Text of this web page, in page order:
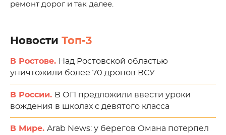
ремонт дорог и так далее.
Новости Топ-3
В Ростове. Над Ростовской областью
уничтожили более 70 дронов ВСУ
В России. В ОП предложили ввести уроки
вождения в школах с девятого класса
В Мире. Arab News: у берегов Омана потерпел